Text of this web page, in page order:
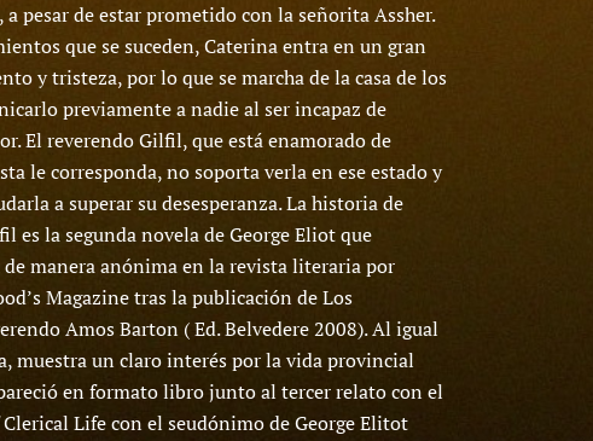
pesar de estar prometido con la señorita Assher.
que se suceden, Caterina entra en un gran
y tristeza, por lo que se marcha de la casa de los
previamente a nadie al ser incapaz de
El reverendo Gilfil, que está enamorado de
le corresponda, no soporta verla en ese estado y
a superar su desesperanza. La historia de
es la segunda novela de George Eliot que
manera anónima en la revista literaria por
Magazine tras la publicación de Los
Amos Barton ( Ed. Belvedere 2008). Al igual
muestra un claro interés por la vida provincial
en formato libro junto al tercer relato con el
Life con el seudónimo de George Elitot